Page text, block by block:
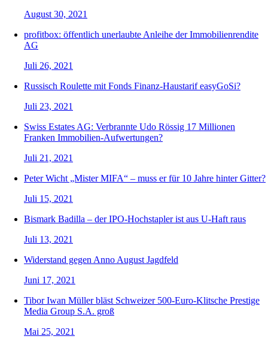
August 30, 2021
profitbox: öffentlich unerlaubte Anleihe der Immobilienrendite
AG
Juli 26, 2021
Russisch Roulette mit Fonds Finanz-Haustarif easyGoSi?
Juli 23, 2021
Swiss Estates AG: Verbrannte Udo Rössig 17 Millionen
Franken Immobilien-Aufwertungen?
Juli 21, 2021
Peter Wicht „Mister MIFA“ – muss er für 10 Jahre hinter Gitter?
Juli 15, 2021
Bismark Badilla – der IPO-Hochstapler ist aus U-Haft raus
Juli 13, 2021
Widerstand gegen Anno August Jagdfeld
Juni 17, 2021
Tibor Iwan Müller bläst Schweizer 500-Euro-Klitsche Prestige
Media Group S.A. groß
Mai 25, 2021